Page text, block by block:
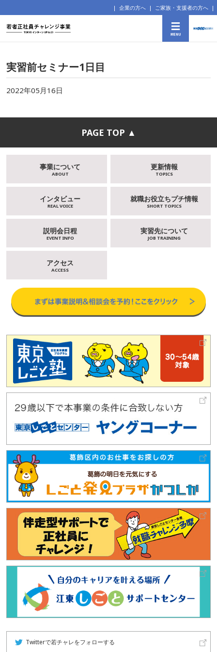
企業の方へ ご家族・支援者の方へ
実習前セミナー1日目
2022年05月16日
PAGE TOP ▲
事業について
ABOUT
更新情報
TOPICS
インタビュー
REAL VOICE
就職お役立ちプチ情報
SHORT TOPICS
説明会日程
EVENT INFO
実習先について
JOB TRAINING
アクセス
ACCESS
Twitterで若チャレをフォローする